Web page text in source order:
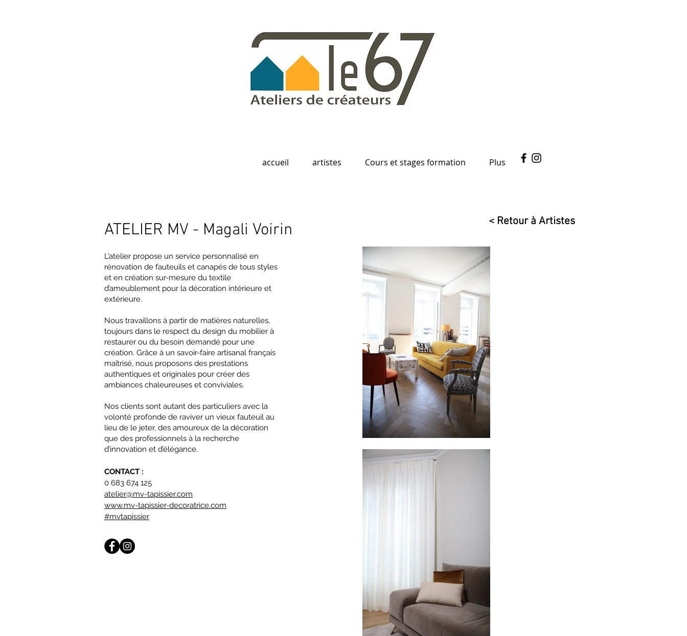
accueil artistes Cours et stages formation Plus
ATELIER MV - Magali Voirin
L’atelier propose un service personnalisé en
rénovation de fauteuils et canapés de tous styles
et en création sur-mesure du textile
d’ameublement pour la décoration intérieure et
extérieure.
Nous travaillons à partir de matières naturelles,
toujours dans le respect du design du mobilier à
restaurer ou du besoin demandé pour une
création. Grâce à un savoir-faire artisanal français
maîtrisé, nous proposons des prestations
authentiques et originales pour créer des
ambiances chaleureuses et conviviales.
Nos clients sont autant des particuliers avec la
volonté profonde de raviver un vieux fauteuil au
lieu de le jeter, des amoureux de la décoration
que des professionnels à la recherche
d’innovation et d’élégance.
CONTACT :
0 683 674 125
atelier@mv-tapissier.com
www.mv-tapissier-decoratrice.com
#mvtapissier
< Retour à Artistes